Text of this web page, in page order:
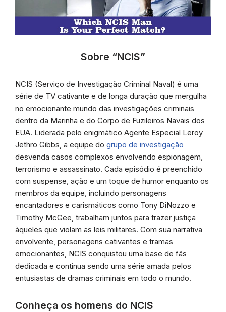
Sobre “NCIS”
NCIS (Serviço de Investigação Criminal Naval) é uma
série de TV cativante e de longa duração que mergulha
no emocionante mundo das investigações criminais
dentro da Marinha e do Corpo de Fuzileiros Navais dos
EUA. Liderada pelo enigmático Agente Especial Leroy
Jethro Gibbs, a equipe do grupo de investigação
desvenda casos complexos envolvendo espionagem,
terrorismo e assassinato. Cada episódio é preenchido
com suspense, ação e um toque de humor enquanto os
membros da equipe, incluindo personagens
encantadores e carismáticos como Tony DiNozzo e
Timothy McGee, trabalham juntos para trazer justiça
àqueles que violam as leis militares. Com sua narrativa
envolvente, personagens cativantes e tramas
emocionantes, NCIS conquistou uma base de fãs
dedicada e continua sendo uma série amada pelos
entusiastas de dramas criminais em todo o mundo.
Conheça os homens do NCIS